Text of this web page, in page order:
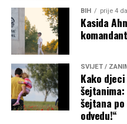
BIH prije 4
Kasida
SVIJET /
Kako
šejtana
odvedu!“